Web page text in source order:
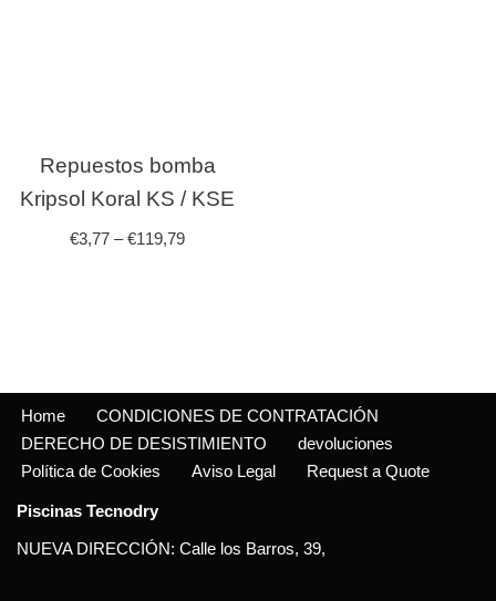
Repuestos bomba
Kripsol Koral KS / KSE
€3,77 –€119,79
Home
CONDICIONES DE CONTRATACIÓN
DERECHO DE DESISTIMIENTO
devoluciones
Política de Cookies
Aviso Legal Request a Quote
Piscinas Tecnodry
NUEVA DIRECCIÓN: Calle los Barros, 39,